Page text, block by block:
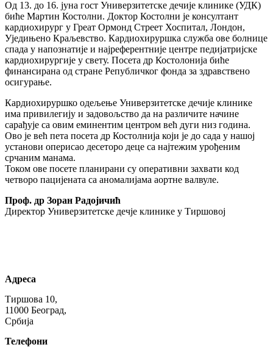
Од 13. до 16. јуна гост Универзитетске дечије клинике (УДК)
биће Мартин Костолни. Доктор Костолни је консултант
кардиохирург у Греат Ормонд Стреет Хоспитал, Лондон,
Уједињено Краљевство. Кардиохируршка служба ове болнице
спада у напознатије и најреферентније центре педијатријске
кардиохирургије у свету. Посетa др Костолонија биће
финансирана од стране Републичког фонда за здравствено
осигурање.
Кардиохируршко одељење Универзитетске дечије клинике
има привилегију и задовољство да на различите начине
сарађује са овим еминентим центром већ дуги низ година.
Ово је већ пета посета др Костолнија који је до сада у нашој
установи оперисао десеторо деце са најтежим урођеним
срчаним манама.
Током ове посете планирани су оперативни захвати код
четворо пацијената са аномалијама аортне валвуле.
Проф. др Зоран Радојичић
Директор Универзитетске дечје клинике у Тиршовој
Адреса
Тиршова 10,
11000 Београд,
Србија
Телефони